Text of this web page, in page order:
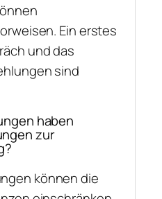
Ein erstes
und das
sind
haben
zur
können die